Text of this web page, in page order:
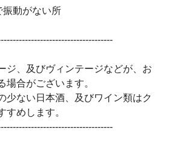
振動がない所
ジ、及びヴィンテージなどが、お
場合がございます。
少ない日本酒、及びワイン類はク
すめします。